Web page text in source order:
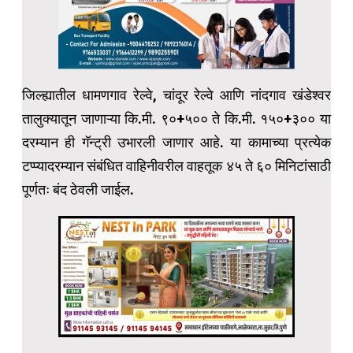
जिल्ह्यातील धामणगाव रेल्वे, चांदूर रेल्वे आणि नांदगाव खंडेश्वर
तालुक्यातून जाणाऱ्या कि.मी. ९०+५०० ते कि.मी. १५०+३०० या
दरम्यान ही गॅन्ट्री उभारली जाणार आहे. या कामाच्या प्रत्येक
टप्प्यादरम्यान संबंधित वाहिनीवरील वाहतूक ४५ ते ६० मिनिटांसाठी
पूर्णतः बंद ठेवली जाईल.